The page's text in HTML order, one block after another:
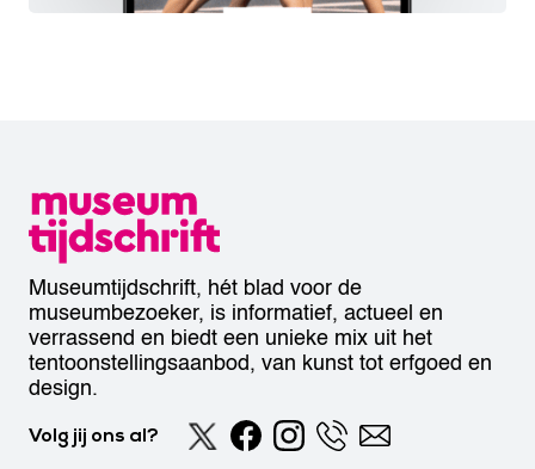
Museumtijdschrift, hét blad voor de
museumbezoeker, is informatief, actueel en
verrassend en biedt een unieke mix uit het
tentoonstellingsaanbod, van kunst tot erfgoed en
design.
Volg jij ons al?